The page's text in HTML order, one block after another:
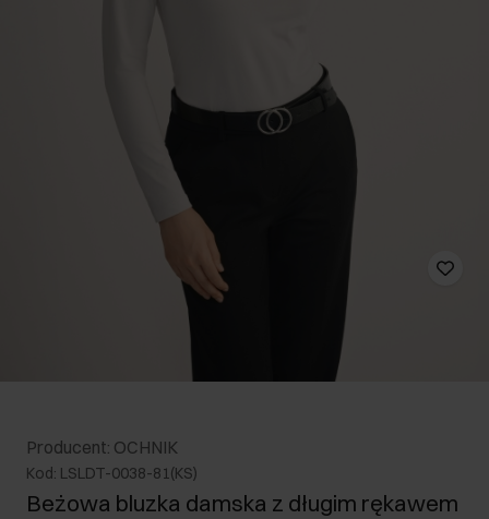
Producent: OCHNIK
Kod: LSLDT-0038-81(KS)
Beżowa bluzka damska z długim rękawem